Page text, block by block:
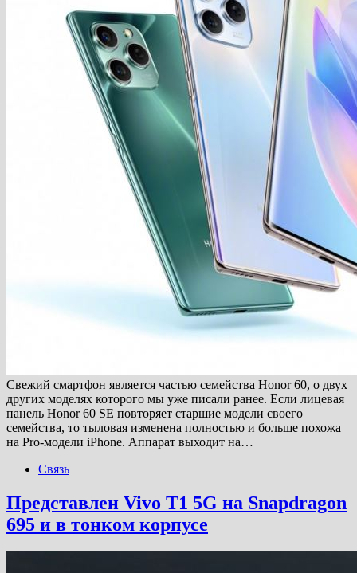
Свежий смартфон является частью семейства Honor 60, о двух
других моделях которого мы уже писали ранее. Если лицевая
панель Honor 60 SE повторяет старшие модели своего
семейства, то тыловая изменена полностью и больше похожа
на Pro-модели iPhone. Аппарат выходит на…
Связь
Представлен Vivo T1 5G на Snapdragon
695 и в тонком корпусе